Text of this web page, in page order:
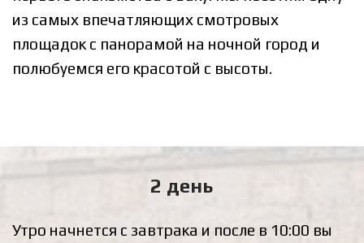
из самых впечатляющих смотровых
площадок с панорамой на ночной город и
полюбуемся его красотой с высоты.
2 день
Утро начнется с завтрака и после в 10:00 вы